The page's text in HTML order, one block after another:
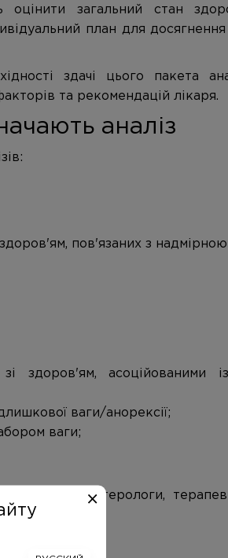
оцінити загальний стан
план для
здачі цього пакета
та рекомендацій лікаря.
аналіз
пов'язаних з
здоров'ям, асоційованими
ваги/анорексії;
ваги;
гастроентерологи,